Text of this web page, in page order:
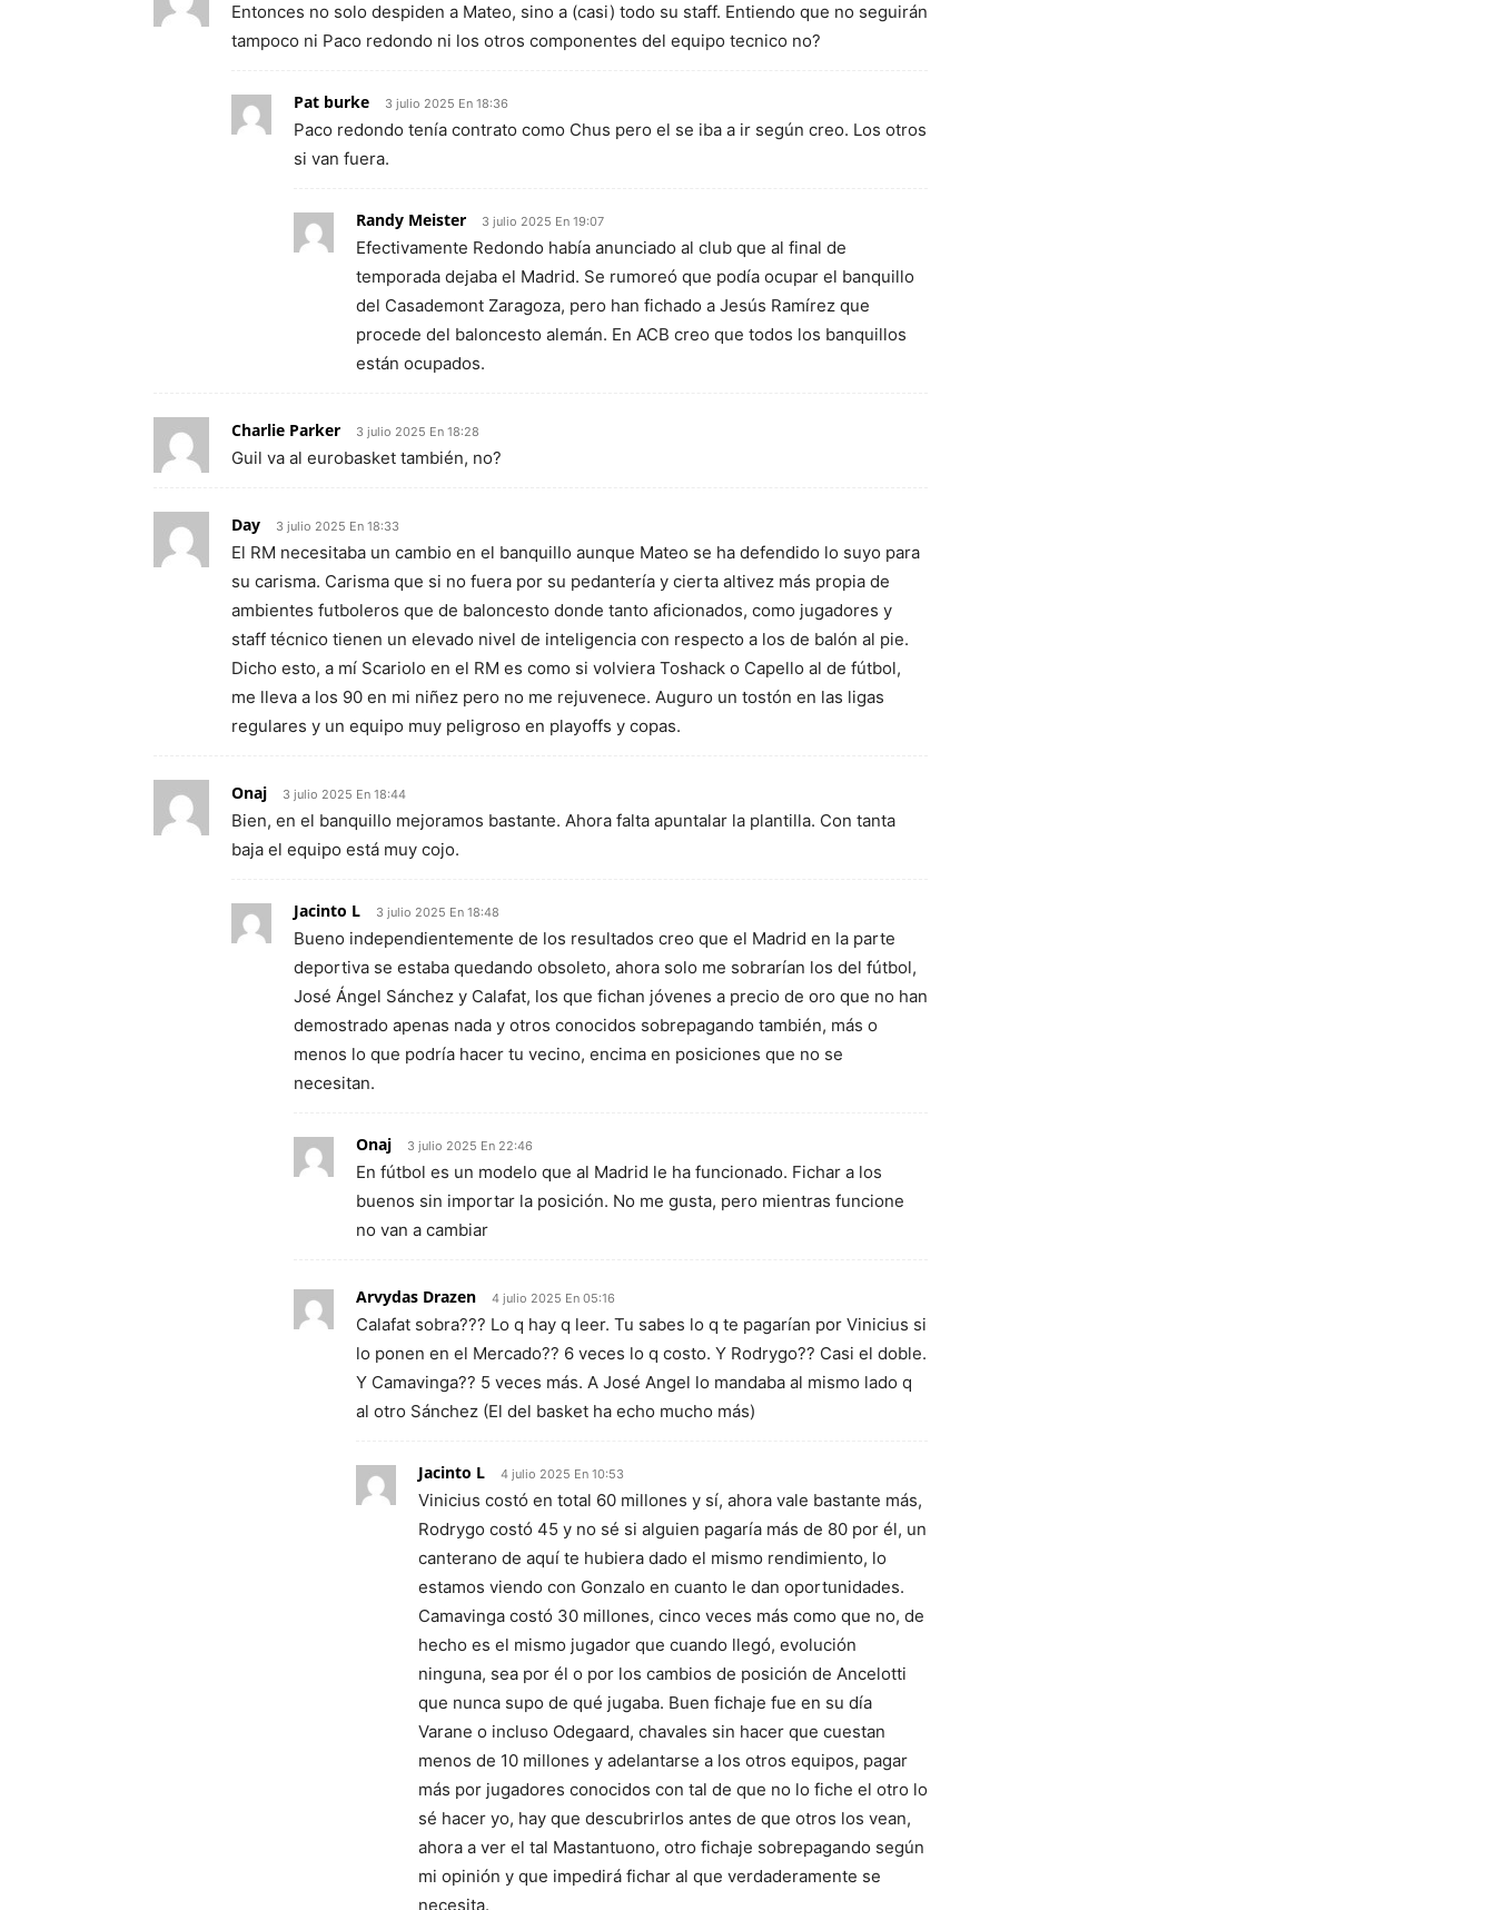
Entonces no solo despiden a Mateo, sino a (casi) todo su staff. Entiendo que no seguirán
tampoco ni Paco redondo ni los otros componentes del equipo tecnico no?
Pat burke 3 julio 2025 En 18:36
Paco redondo tenía contrato como Chus pero el se iba a ir según creo. Los otros
si van fuera.
Randy Meister 3 julio 2025 En 19:07
Efectivamente Redondo había anunciado al club que al final de
temporada dejaba el Madrid. Se rumoreó que podía ocupar el banquillo
del Casademont Zaragoza, pero han fichado a Jesús Ramírez que
procede del baloncesto alemán. En ACB creo que todos los banquillos
están ocupados.
Charlie Parker 3 julio 2025 En 18:28
Guil va al eurobasket también, no?
Day 3 julio 2025 En 18:33
El RM necesitaba un cambio en el banquillo aunque Mateo se ha defendido lo suyo para
su carisma. Carisma que si no fuera por su pedantería y cierta altivez más propia de
ambientes futboleros que de baloncesto donde tanto aficionados, como jugadores y
staff técnico tienen un elevado nivel de inteligencia con respecto a los de balón al pie.
Dicho esto, a mí Scariolo en el RM es como si volviera Toshack o Capello al de fútbol,
me lleva a los 90 en mi niñez pero no me rejuvenece. Auguro un tostón en las ligas
regulares y un equipo muy peligroso en playoffs y copas.
Onaj 3 julio 2025 En 18:44
Bien, en el banquillo mejoramos bastante. Ahora falta apuntalar la plantilla. Con tanta
baja el equipo está muy cojo.
Jacinto L 3 julio 2025 En 18:48
Bueno independientemente de los resultados creo que el Madrid en la parte
deportiva se estaba quedando obsoleto, ahora solo me sobrarían los del fútbol,
José Ángel Sánchez y Calafat, los que fichan jóvenes a precio de oro que no han
demostrado apenas nada y otros conocidos sobrepagando también, más o
menos lo que podría hacer tu vecino, encima en posiciones que no se
necesitan.
Onaj 3 julio 2025 En 22:46
En fútbol es un modelo que al Madrid le ha funcionado. Fichar a los
buenos sin importar la posición. No me gusta, pero mientras funcione
no van a cambiar
Arvydas Drazen 4 julio 2025 En 05:16
Calafat sobra??? Lo q hay q leer. Tu sabes lo q te pagarían por Vinicius si
lo ponen en el Mercado?? 6 veces lo q costo. Y Rodrygo?? Casi el doble.
Y Camavinga?? 5 veces más. A José Angel lo mandaba al mismo lado q
al otro Sánchez (El del basket ha echo mucho más)
Jacinto L 4 julio 2025 En 10:53
Vinicius costó en total 60 millones y sí, ahora vale bastante más,
Rodrygo costó 45 y no sé si alguien pagaría más de 80 por él, un
canterano de aquí te hubiera dado el mismo rendimiento, lo
estamos viendo con Gonzalo en cuanto le dan oportunidades.
Camavinga costó 30 millones, cinco veces más como que no, de
hecho es el mismo jugador que cuando llegó, evolución
ninguna, sea por él o por los cambios de posición de Ancelotti
que nunca supo de qué jugaba. Buen fichaje fue en su día
Varane o incluso Odegaard, chavales sin hacer que cuestan
menos de 10 millones y adelantarse a los otros equipos, pagar
más por jugadores conocidos con tal de que no lo fiche el otro lo
sé hacer yo, hay que descubrirlos antes de que otros los vean,
ahora a ver el tal Mastantuono, otro fichaje sobrepagando según
mi opinión y que impedirá fichar al que verdaderamente se
necesita.